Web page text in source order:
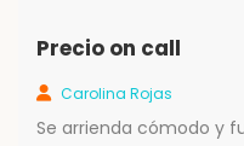
Precio on call
Carolina Rojas
Se arrienda cómodo y